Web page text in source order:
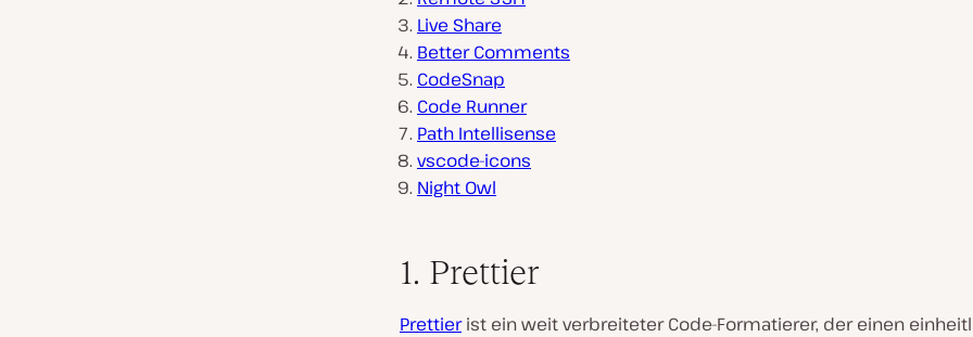
Live Share
Better Comments
CodeSnap
Code Runner
Path Intellisense
vscode-icons
Night Owl
1. Prettier
Prettierist ein weit verbreiteter Code-Formatierer, der einen